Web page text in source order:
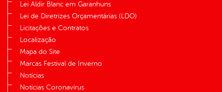
Lei Aldir Blanc em Garanhuns
Lei de Diretrizes Orçamentárias (LDO)
Licitações e Contratos
Localização
Mapa do Site
Marcas Festival de Inverno
Notícias
Notícias Coronavírus